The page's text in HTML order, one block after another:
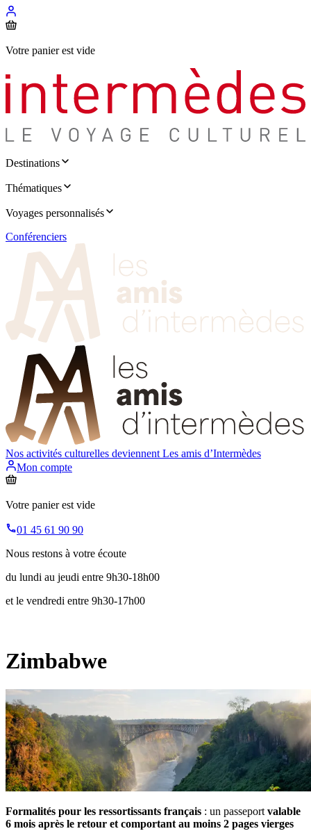
Votre panier est vide
Destinations
Thématiques
Voyages personnalisés
Conférenciers
Nos activités culturelles deviennent Les amis d’Intermèdes
Mon compte
Votre panier est vide
01 45 61 90 90
Nous restons à votre écoute
du lundi au jeudi entre 9h30-18h00
et le vendredi entre 9h30-17h00
Zimbabwe
Formalités pour les ressortissants français : un passeport valable
6 mois après le retour et comportant au moins 2 pages vierges